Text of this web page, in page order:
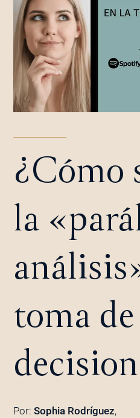
¿Cómo
la
toma de
Por: Sophia Rodríguez,